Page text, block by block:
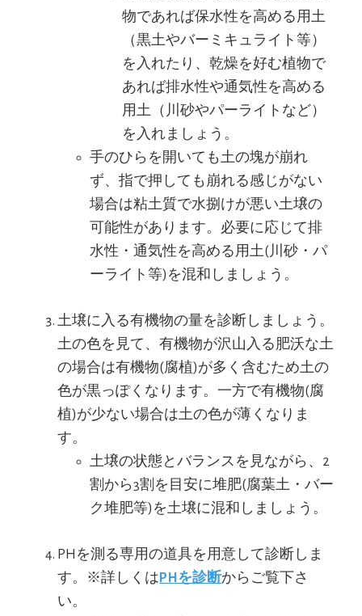
物であれば保水性を高める用土
（黒土やバーミキュライト等）
を入れたり、乾燥を好む植物で
あれば排水性や通気性を高める
用土（川砂やパーライトなど）
を入れましょう。
手のひらを開いても土の塊が崩れ
ず、指で押しても崩れる感じがない
場合は粘土質で水捌けが悪い土壌の
可能性があります。必要に応じて排
水性・通気性を高める用土(川砂・パ
ーライト等)を混和しましょう。
土壌に入る有機物の量を診断しましょう。
土の色を見て、有機物が沢山入る肥沃な土
の場合は有機物(腐植)が多く含むため土の
色が黒っぽくなります。一方で有機物(腐
植)が少ない場合は土の色が薄くなりま
す。
土壌の状態とバランスを見ながら、2
割から3割を目安に堆肥(腐葉土・バー
ク堆肥等)を土壌に混和しましょう。
PHを測る専用の道具を用意して診断しま
す。※詳しくは PHを診断からご覧下さ
い。